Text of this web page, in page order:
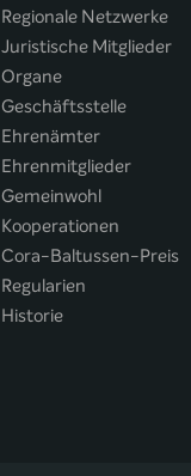
Regionale Netzwerke
Juristische Mitglieder
Organe
Geschäftsstelle
Ehrenämter
Ehrenmitglieder
Gemeinwohl
Kooperationen
Cora-Baltussen-Preis
Regularien
Historie